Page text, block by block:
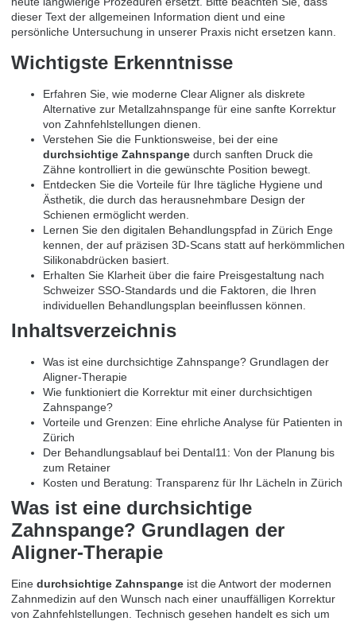
dieser Text der allgemeinen Information dient und eine
persönliche Untersuchung in unserer Praxis nicht ersetzen kann.
Wichtigste Erkenntnisse
Erfahren Sie, wie moderne Clear Aligner als diskrete
Alternative zur Metallzahnspange für eine sanfte Korrektur
von Zahnfehlstellungen dienen.
Verstehen Sie die Funktionsweise, bei der eine
durchsichtige Zahnspange durch sanften Druck die
Zähne kontrolliert in die gewünschte Position bewegt.
Entdecken Sie die Vorteile für Ihre tägliche Hygiene und
Ästhetik, die durch das herausnehmbare Design der
Schienen ermöglicht werden.
Lernen Sie den digitalen Behandlungspfad in Zürich Enge
kennen, der auf präzisen 3D-Scans statt auf herkömmlichen
Silikonabdrücken basiert.
Erhalten Sie Klarheit über die faire Preisgestaltung nach
Schweizer SSO-Standards und die Faktoren, die Ihren
individuellen Behandlungsplan beeinflussen können.
Inhaltsverzeichnis
Was ist eine durchsichtige Zahnspange? Grundlagen der
Aligner-Therapie
Wie funktioniert die Korrektur mit einer durchsichtigen
Zahnspange?
Vorteile und Grenzen: Eine ehrliche Analyse für Patienten in
Zürich
Der Behandlungsablauf bei Dental11: Von der Planung bis
zum Retainer
Kosten und Beratung: Transparenz für Ihr Lächeln in Zürich
Was ist eine durchsichtige
Zahnspange? Grundlagen der
Aligner-Therapie
Eine durchsichtige Zahnspange ist die Antwort der modernen
Zahnmedizin auf den Wunsch nach einer unauffälligen Korrektur
von Zahnfehlstellungen. Technisch gesehen handelt es sich um